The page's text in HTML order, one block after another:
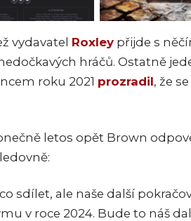
vydavatel Roxley přijde s
hráčů. Ostatně
roku 2021 prozradil, že
letos opět Brown
sdílet, ale naše další
v roce 2024. Bude to náš